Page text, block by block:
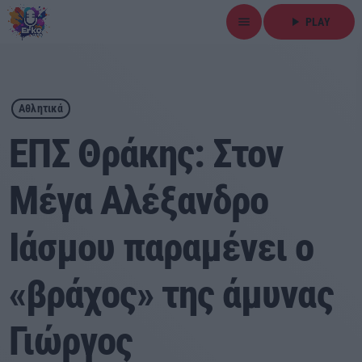
menu play_arrow PLAY
close
play_arrow ΕΡΚΟ
Αρχική
Εκπομπές
Ειδήσεις
Τοπικά Νέα
Αθλητικά
Αθλητικά
ΕΠΣ Θράκης: Στον
Μέγα Αλέξανδρο
Ιάσμου παραμένει ο
«βράχος» της άμυνας
Γιώργος